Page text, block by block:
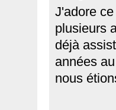
J'adore
plusieurs
déjà
années
nous